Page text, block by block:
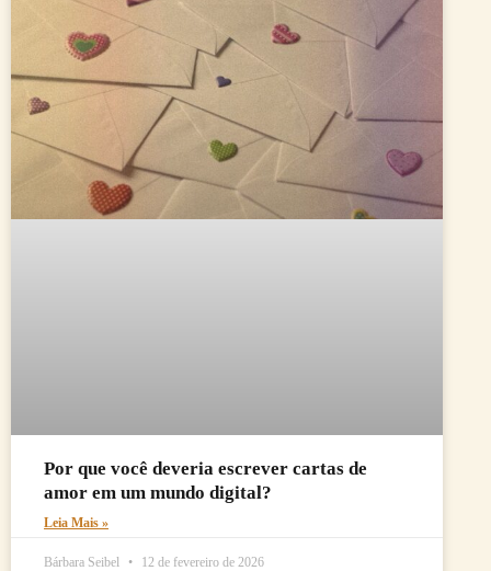
Por que você deveria escrever cartas de
amor em um mundo digital?
Leia Mais »
Bárbara Seibel 12 de fevereiro de 2026